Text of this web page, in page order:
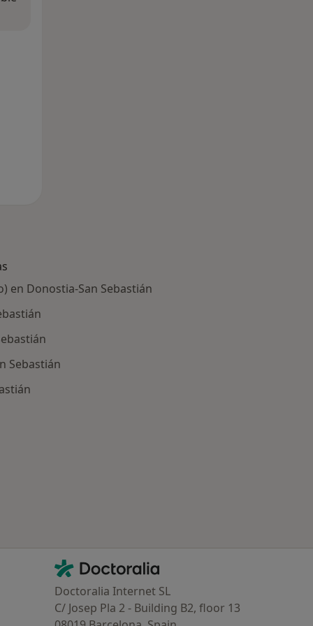
en Donostia-San Sebastián
Sebastián
Contacto
Doctoralia - Página de inicio
Doctoralia Internet SL
C/ Josep Pla 2 - Building B2, floor 13